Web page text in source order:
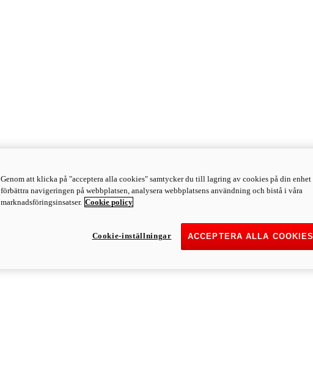
Genom att klicka på "acceptera alla cookies" samtycker du till lagring av cookies på din enhet
förbättra navigeringen på webbplatsen, analysera webbplatsens användning och bistå i våra
marknadsföringsinsatser. Cookie policy
ACCEPTERA ALLA COOKIES
Cookie-inställningar